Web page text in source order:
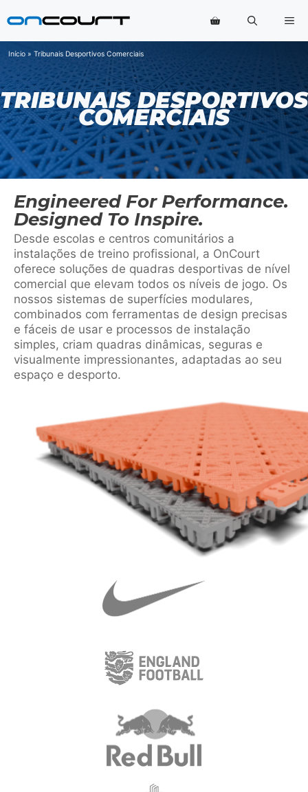
para
conteúdo
Início » Tribunais Desportivos Comerciais
TRIBUNAIS DESPORTIVOS
COMERCIAIS
Engineered For Performance.
Designed To Inspire.
Desde escolas e centros comunitários a
instalações de treino profissional, a OnCourt
oferece soluções de quadras desportivas de nível
comercial que elevam todos os níveis de jogo. Os
nossos sistemas de superfícies modulares,
combinados com ferramentas de design precisas
e fáceis de usar e processos de instalação
simples, criam quadras dinâmicas, seguras e
visualmente impressionantes, adaptadas ao seu
espaço e desporto.